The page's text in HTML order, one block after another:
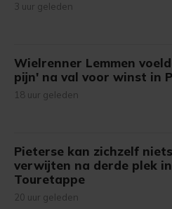
onze cookiepagina kun je ons
3 uur geleden
Wielrenner Lemmen
pijn' na val voor winst in
18 uur geleden
Pieterse kan zichzelf niets
verwijten na derde plek in
Touretappe
20 uur geleden